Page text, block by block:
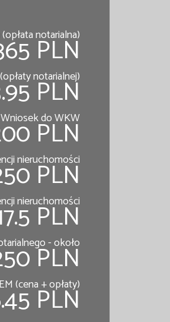
notarialna)
PLN
notarialnej)
PLN
Wniosek do WKW
PLN
nieruchomości
PLN
nieruchomości
PLN
- około
PLN
(cena + opłaty)
PLN